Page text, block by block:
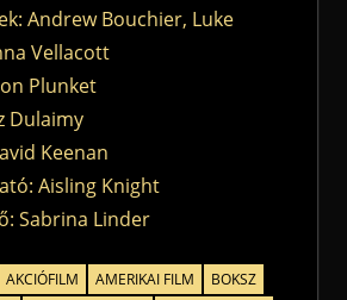
Andrew Bouchier, Luke
Vellacott
Plunket
Dulaimy
Keenan
Aisling Knight
Sabrina Linder
AKCIÓFILM AMERIKAI FILM
BOKSZ